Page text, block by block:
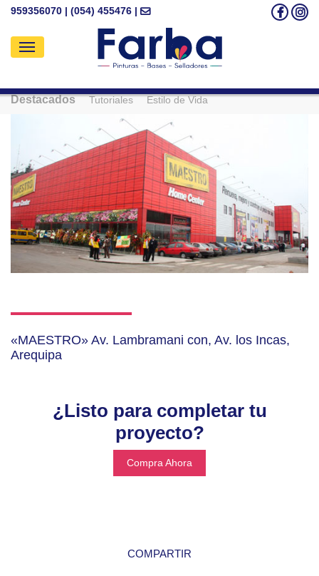
959356070 | (054) 455476 |
Destacados Tutoriales Estilo de Vida
COMPARTIR
«MAESTRO» Av. Lambramani con, Av. los Incas,
Arequipa
¿Listo para completar tu
proyecto?
Compra Ahora